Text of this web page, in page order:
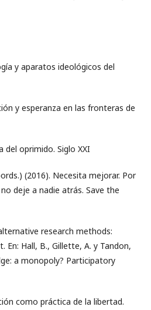
y aparatos ideológicos del
y esperanza en las fronteras de
del oprimido. Siglo XXI
(2016). Necesita mejorar. Por
deje a nadie atrás. Save the
research methods:
Hall, B., Gillette, A. y Tandon,
a monopoly? Participatory
como práctica de la libertad.